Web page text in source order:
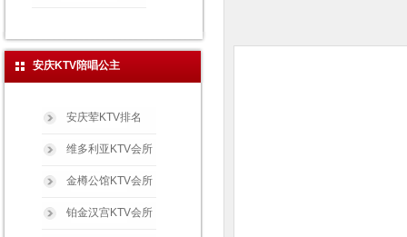
安庆KTV陪唱公主
安庆荤KTV排名
维多利亚KTV会所
金樽公馆KTV会所
铂金汉宫KTV会所